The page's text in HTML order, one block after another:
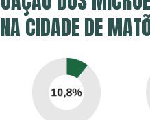
CIDADE DE